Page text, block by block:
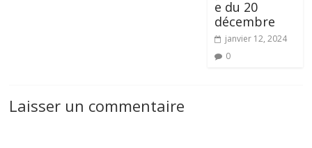
e du 20
décembre
janvier 12, 2024
0
Laisser un commentaire